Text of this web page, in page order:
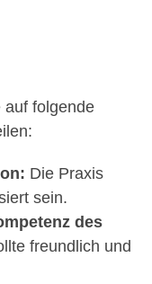
auf folgende
Die Praxis
sein.
des
freundlich und